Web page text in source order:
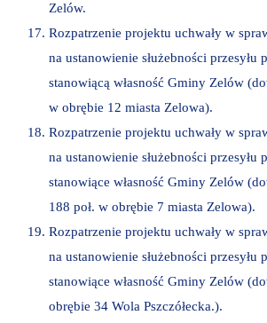
Zelów.
Rozpatrzenie projektu uchwały w
na ustanowienie służebności przesyłu
stanowiącą własność Gminy Zelów
w obrębie 12 miasta Zelowa).
Rozpatrzenie projektu uchwały w
na ustanowienie służebności przesyłu
stanowiące własność Gminy Zelów
188 poł. w obrębie 7 miasta Zelowa).
Rozpatrzenie projektu uchwały w
na ustanowienie służebności przesyłu
stanowiące własność Gminy Zelów
obrębie 34 Wola Pszczółecka.).